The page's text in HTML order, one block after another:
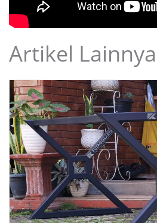
Artikel Lainnya